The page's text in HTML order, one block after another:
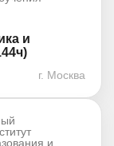
и
г. Москва
и